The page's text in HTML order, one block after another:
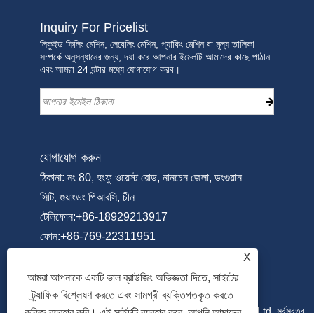
Inquiry For Pricelist
লিকুইড ফিলিং মেশিন, লেবেলিং মেশিন, প্যাকিং মেশিন বা মূল্য তালিকা
সম্পর্কে অনুসন্ধানের জন্য, দয়া করে আপনার ইমেলটি আমাদের কাছে পাঠান
এবং আমরা 24 ঘন্টার মধ্যে যোগাযোগ করব।
যোগাযোগ করুন
ঠিকানা: নং 80, হংফু ওয়েস্ট রোড, নানচেন জেলা, ডংগুয়ান
সিটি, গুয়াংডং পিআরসি, চীন
টেলিফোন:+86-18929213917
ফোন:+86-769-22311951
X
আমরা আপনাকে একটি ভাল ব্রাউজিং অভিজ্ঞতা দিতে, সাইটের
ট্র্যাফিক বিশ্লেষণ করতে এবং সামগ্রী ব্যক্তিগতকৃত করতে